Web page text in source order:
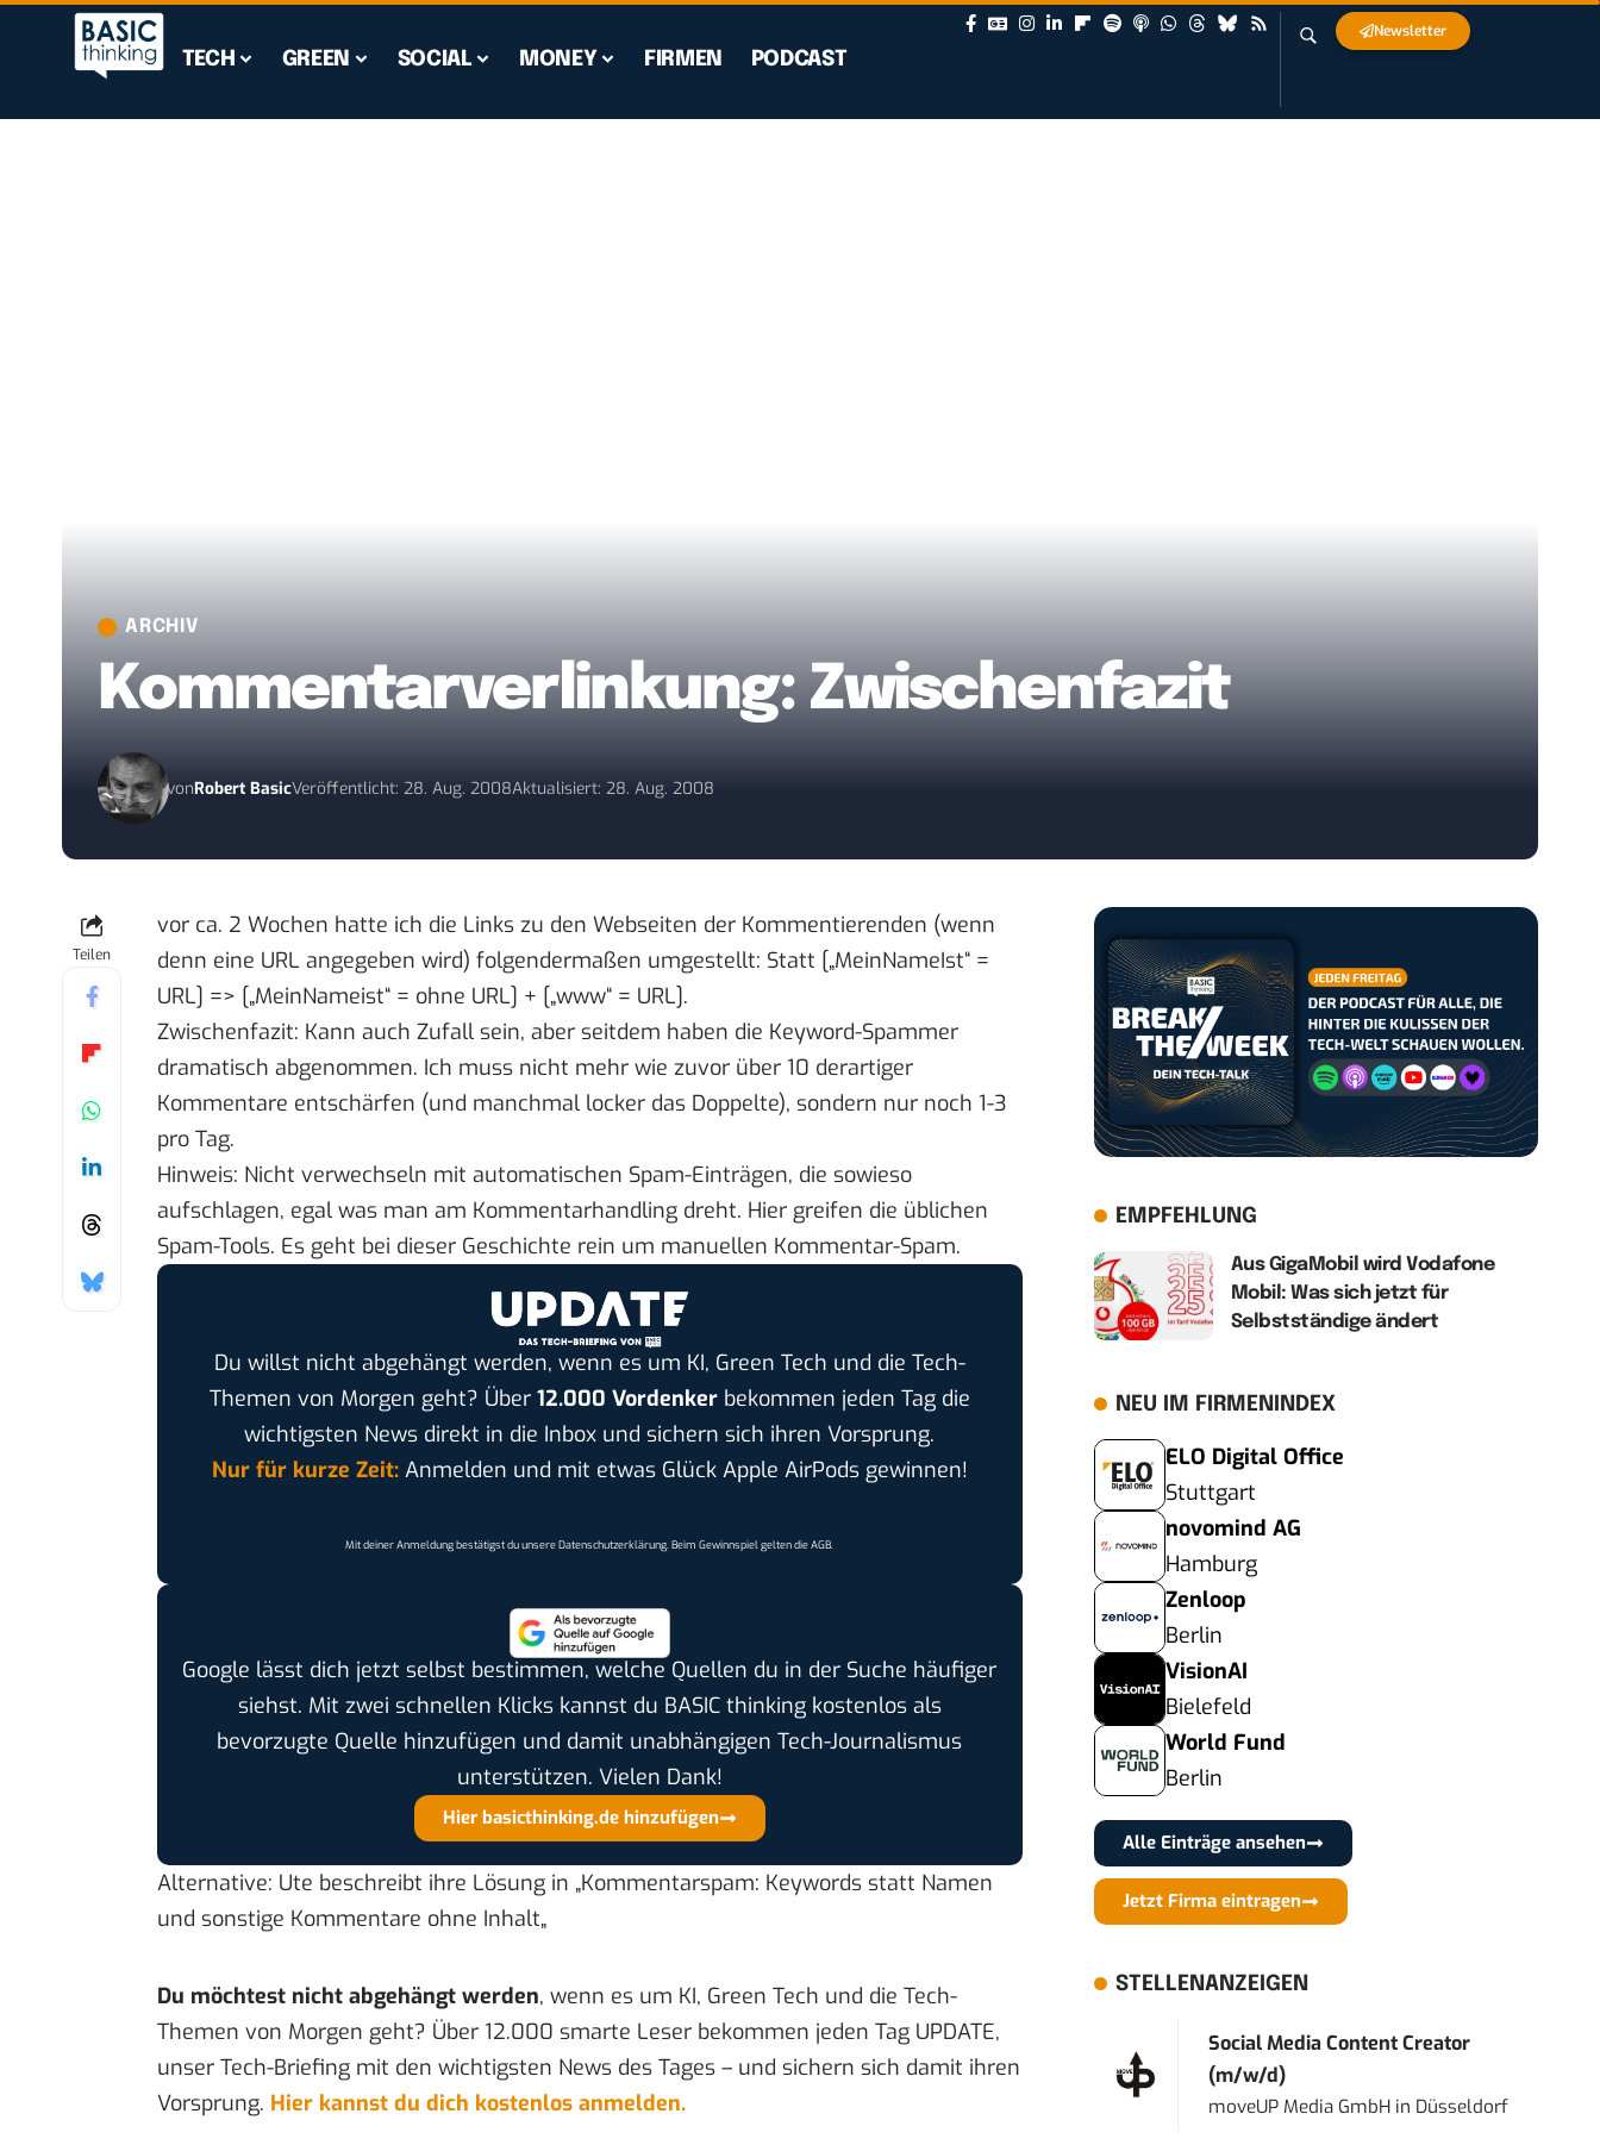
TECH GREEN SOCIAL MONEY FIRMEN PODCAST
Newsletter
ARCHIV
Kommentarverlinkung: Zwischenfazit
vonRobert BasicVeröffentlicht: 28. Aug. 2008Aktualisiert: 28. Aug. 2008
Teilen
vor ca. 2 Wochen hatte ich die Links zu den Webseiten der Kommentierenden (wenn
denn eine URL angegeben wird) folgendermaßen umgestellt: Statt [„MeinNameIst“ =
URL] => [„MeinNameist“ = ohne URL] + [„www“ = URL].
Zwischenfazit: Kann auch Zufall sein, aber seitdem haben die Keyword-Spammer
dramatisch abgenommen. Ich muss nicht mehr wie zuvor über 10 derartiger
Kommentare entschärfen (und manchmal locker das Doppelte), sondern nur noch 1-3
pro Tag.
Hinweis: Nicht verwechseln mit automatischen Spam-Einträgen, die sowieso
aufschlagen, egal was man am Kommentarhandling dreht. Hier greifen die üblichen
Spam-Tools. Es geht bei dieser Geschichte rein um manuellen Kommentar-Spam.
Du willst nicht abgehängt werden, wenn es um KI, Green Tech und die Tech-
Themen von Morgen geht? Über 12.000 Vordenkerbekommen jeden Tag die
wichtigsten News direkt in die Inbox und sichern sich ihren Vorsprung.
Nur für kurze Zeit:Anmelden und mit etwas Glück Apple AirPods gewinnen!
Mit deiner Anmeldung bestätigst du unsereDatenschutzerklärung. Beim Gewinnspiel gelten dieAGB.
Google lässt dich jetzt selbst bestimmen, welche Quellen du in der Suche häufiger
siehst. Mit zwei schnellen Klicks kannst du BASIC thinking kostenlos als
bevorzugte Quelle hinzufügen und damit unabhängigen Tech-Journalismus
unterstützen. Vielen Dank!
Hier basicthinking.de hinzufügen
Alternative: Ute beschreibt ihre Lösung in „Kommentarspam: Keywords statt Namen
und sonstige Kommentare ohne Inhalt„
Du möchtest nicht abgehängt werden, wenn es um KI, Green Tech und die Tech-
Themen von Morgen geht? Über 12.000 smarte Leser bekommen jeden Tag UPDATE,
unser Tech-Briefing mit den wichtigsten News des Tages – und sichern sich damit ihren
Vorsprung. Hier kannst du dich kostenlos anmelden.
EMPFEHLUNG
Aus GigaMobil wird Vodafone
Mobil: Was sich jetzt für
Selbstständige ändert
NEU IM FIRMENINDEX
ELO Digital Office
Stuttgart
novomind AG
Hamburg
Zenloop
Berlin
VisionAI
Bielefeld
World Fund
Berlin
Alle Einträge ansehen
Jetzt Firma eintragen
STELLENANZEIGEN
Social Media Content Creator
(m/w/d)
moveUP Media GmbH in Düsseldorf